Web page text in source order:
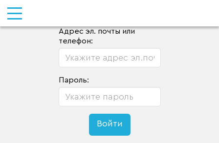
Адрес эл. почты или
телефон:
Пароль: